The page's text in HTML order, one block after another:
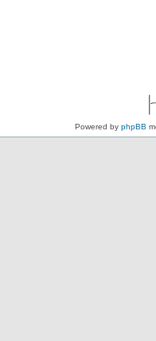
Powered by phpBB